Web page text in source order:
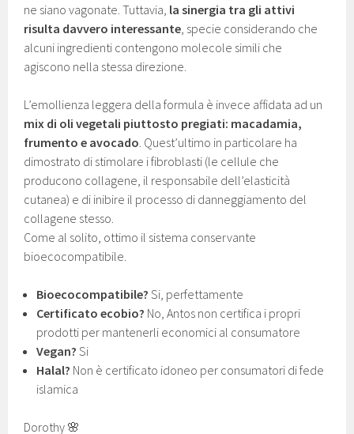
ne siano vagonate. Tuttavia, la sinergia tra gli attivi
risulta davvero interessante , specie considerando che
alcuni ingredienti contengono molecole simili che
agiscono nella stessa direzione.
L’emollienza leggera della formula è invece affidata ad un
mix di oli vegetali piuttosto pregiati: macadamia,
frumento e avocado . Quest’ultimo in particolare ha
dimostrato di stimolare i fibroblasti (le cellule che
producono collagene, il responsabile dell’elasticità
cutanea) e di inibire il processo di danneggiamento del
collagene stesso.
Come al solito, ottimo il sistema conservante
bioecocompatibile.
Bioecocompatibile? Si, perfettamente
Certificato ecobio? No, Antos non certifica i propri
prodotti per mantenerli economici al consumatore
Vegan? Si
Halal? Non è certificato idoneo per consumatori di fede
islamica
Dorothy 🌸